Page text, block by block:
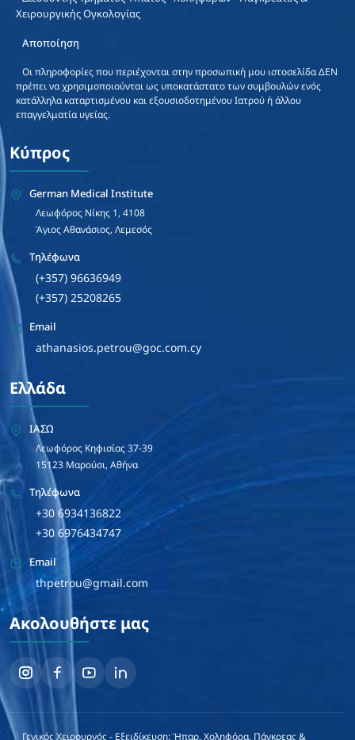
Χειρουργικής Ογκολογίας
Αποποίηση
Οι πληροφορίες που περιέχονται στην προσωπική μου ιστοσελίδα ΔΕΝ
πρέπει να χρησιμοποιούνται ως υποκατάστατο των συμβουλών ενός
κατάλληλα καταρτισμένου και εξουσιοδοτημένου Ιατρού ή άλλου
επαγγελματία υγείας.
Κύπρος
German Medical Institute
Λεωφόρος Νίκης 1, 4108
Άγιος Αθανάσιος, Λεμεσός
Τηλέφωνα
(+357) 96636949
(+357) 25208265
Email
athanasios.petrou@goc.com.cy
Ελλάδα
ΙΑΣΩ
Λεωφόρος Κηφισίας 37-39
15123 Μαρούσι, Αθήνα
Τηλέφωνα
+30 6934136822
+30 6976434747
Email
thpetrou@gmail.com
Ακολουθήστε μας
Γενικός Χειρουργός - Εξειδίκευση: Ήπαρ, Χοληφόρα, Πάγκρεας &